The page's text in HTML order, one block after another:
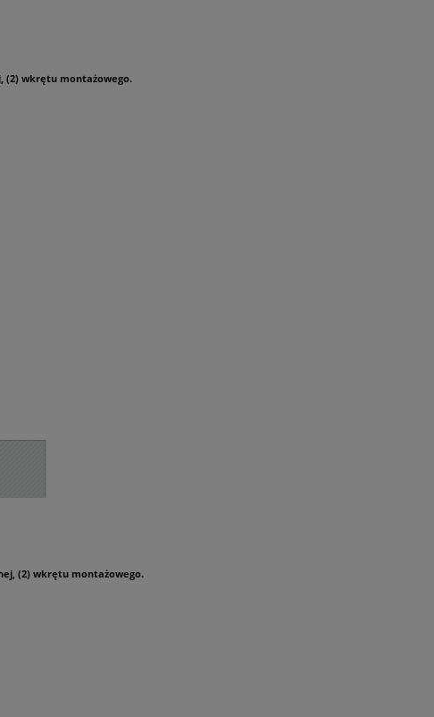
(2) wkrętu montażowego.
(2) wkrętu montażowego.